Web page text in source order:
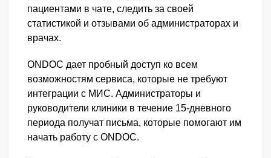
пациентами в чате, следить за своей
статистикой и отзывами об администраторах и
врачах.
ONDOC дает пробный доступ ко всем
возможностям сервиса, которые не требуют
интеграции с МИС. Администраторы и
руководители клиники в течение 15-дневного
периода получат письма, которые помогают им
начать работу с ONDOC.